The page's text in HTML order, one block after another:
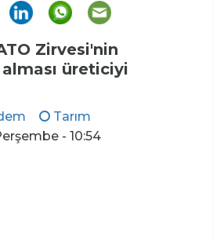
Zirvesi'nin
üreticiyi
Tarım
- 10:54